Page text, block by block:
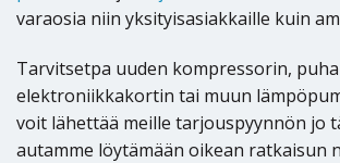
varaosia niin yksityisasiakkaille kuin
Tarvitsetpa uuden kompressorin,
elektroniikkakortin tai muun
voit lähettää meille tarjouspyynnön jo
autamme löytämään oikean ratkaisun